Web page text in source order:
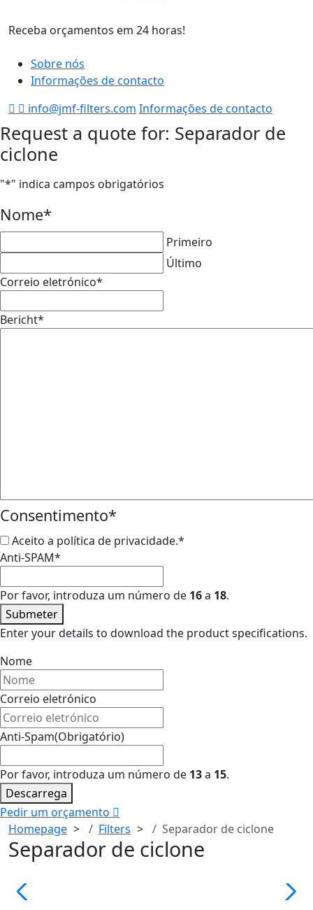
Receba orçamentos em 24 horas!
Sobre nós
Informações de contacto
info@jmf-filters.com Informações de contacto
Request a quote for: Separador de
ciclone
"*" indica campos obrigatórios
Nome*
Primeiro
Último
Correio eletrónico*
Bericht*
Consentimento*
Aceito a política de privacidade.*
Anti-SPAM*
Por favor, introduza um número de 16a 18.
Submeter
Enter your details to download the product specifications.
Nome
Correio eletrónico
Anti-Spam(Obrigatório)
Por favor, introduza um número de 13a 15.
Descarrega
Pedir um orçamento
Homepage
Filters Separador de ciclone
Separador de ciclone